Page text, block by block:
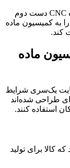
کارخانه‌ای که قصد واردات یک دستگاه CNC دست دوم
به کمیسیون ماده
کند.
ماده
یک‌سری شرایط
طراحی شده‌اند
استفاده کنند.
کالا برای تولید